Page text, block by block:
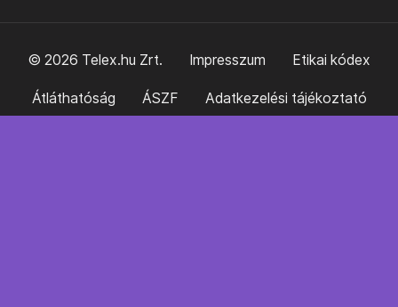
© 2026 Telex.hu Zrt. Impresszum Etikai kódex
Átláthatóság ÁSZF Adatkezelési tájékoztató